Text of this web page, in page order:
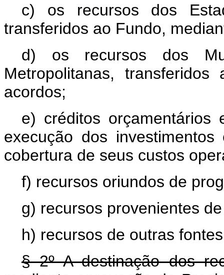
c) os recursos dos
transferidos ao Fundo,
d) os recursos dos
Metropolitanas,
acordos;
e) créditos orçamentários
execução dos
cobertura de seus custos
f) recursos oriundos de
g) recursos provenientes
h) recursos de outras
§ 2º A destinação dos